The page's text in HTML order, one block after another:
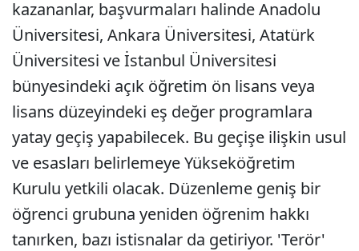
kazananlar, başvurmaları halinde Anadolu
Üniversitesi, Ankara Üniversitesi, Atatürk
Üniversitesi ve İstanbul Üniversitesi
bünyesindeki açık öğretim ön lisans veya
lisans düzeyindeki eş değer programlara
yatay geçiş yapabilecek. Bu geçişe ilişkin usul
ve esasları belirlemeye Yükseköğretim
Kurulu yetkili olacak. Düzenleme geniş bir
öğrenci grubuna yeniden öğrenim hakkı
tanırken, bazı istisnalar da getiriyor. 'Terör'